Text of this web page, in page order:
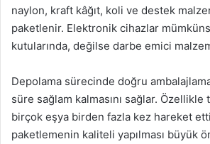
naylon, kraft kâğıt, koli ve destek
paketlenir. Elektronik cihazlar
kutularında, değilse darbe emici
Depolama sürecinde doğru
süre sağlam kalmasını sağlar. Özellikle
birçok eşya birden fazla kez hareket
paketlemenin kaliteli yapılması büyük